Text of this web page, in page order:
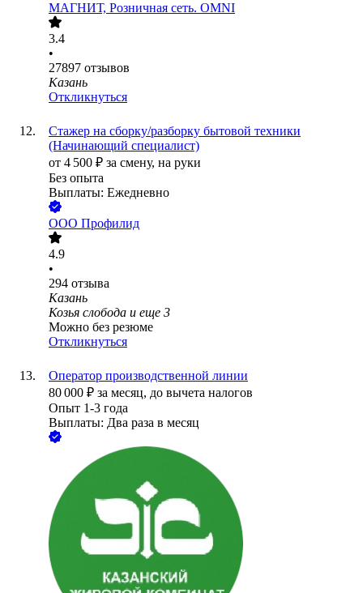
МАГНИТ, Розничная сеть. OMNI
3.4
•
27897 отзывов
Казань
Откликнуться
Стажер на сборку/разборку бытовой техники
(Начинающий специалист)
от 4 500 ₽ за смену, на руки
Без опыта
Выплаты: Ежедневно
ООО Профилид
4.9
•
294 отзыва
Казань
Козья слобода и еще 3
Можно без резюме
Откликнуться
Оператор производственной линии
80 000 ₽ за месяц, до вычета налогов
Опыт 1-3 года
Выплаты: Два раза в месяц